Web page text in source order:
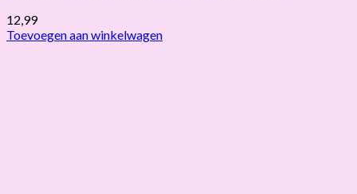
12,99
Toevoegen aan winkelwagen